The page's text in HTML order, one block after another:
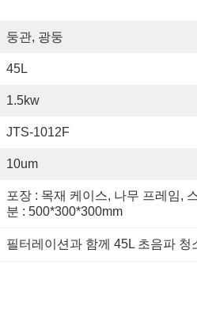
둥관, 광둥
45L
1.5kw
JTS-1012F
10um
포장 : 목재 케이스, 나무 프레임,
분 : 500*300*300mm
필터레이션과 함께 45L 초음파 청